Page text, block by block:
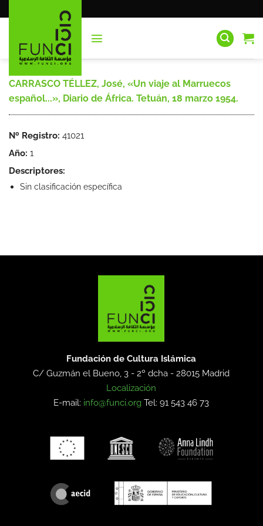
al
CARRASCO TÉLLEZ, José, «Un viaje al Marruecos
español...», Diario de África. Tetuán, 18 marzo 1954.
Nº Registro: 41021
Año: 1
Descriptores:
Sin clasificación específica
Fundación de Cultura Islámica
C/ Guzmán el Bueno, 3 - 2º dcha -28015 Madrid
Localización
E-mail: info@funci.org Tel: 91 543 46 73